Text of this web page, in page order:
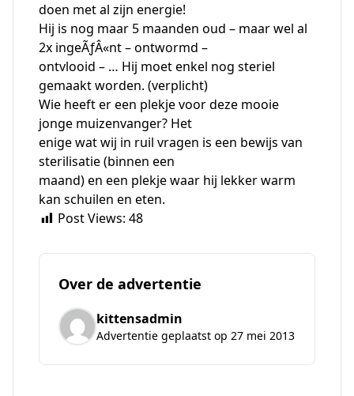
doen met al zijn energie!
Hij is nog maar 5 maanden oud – maar wel al
2x ingeÃƒÂ«nt – ontwormd –
ontvlooid – … Hij moet enkel nog steriel
gemaakt worden. (verplicht)
Wie heeft er een plekje voor deze mooie
jonge muizenvanger? Het
enige wat wij in ruil vragen is een bewijs van
sterilisatie (binnen een
maand) en een plekje waar hij lekker warm
kan schuilen en eten.
Post Views: 48
Over de advertentie
kittensadmin
Advertentie geplaatst op 27 mei 2013